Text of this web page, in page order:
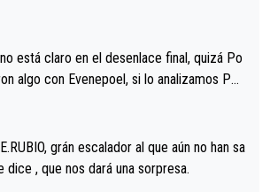
a su rueda. Parecía increíble la forma en l
controlar el miedo", recordó."
está claro en el desenlace final, quizá Po
algo con Evenepoel, si lo analizamos Poj
está el saludo con Evenepoel dándose la
muy fraternal, más allá de los típicos toqu
que saludaba a Vingegard. Ahí hubo una in
grán escalador al que aún no han sa
bido dirigir.Algo me dice , que nos dará una sorpresa.